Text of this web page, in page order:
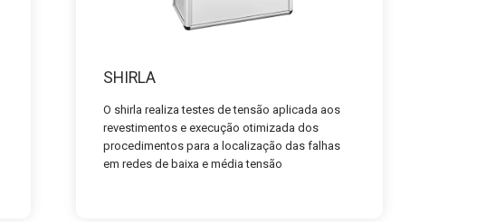
SHIRLA
O shirla realiza testes de tensão aplicada aos
revestimentos e execução otimizada dos
procedimentos para a localização das falhas
em redes de baixa e média tensão